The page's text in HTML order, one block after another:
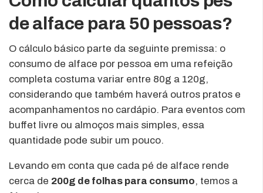
de alface para 50 pessoas?
O cálculo básico parte da seguinte premissa: o
consumo de alface por pessoa em uma refeição
completa costuma variar entre 80g a 120g,
considerando que também haverá outros pratos e
acompanhamentos no cardápio. Para eventos com
buffet livre ou almoços mais simples, essa
quantidade pode subir um pouco.
Levando em conta que cada pé de alface rende
cerca de 200g de folhas para consumo, temos a